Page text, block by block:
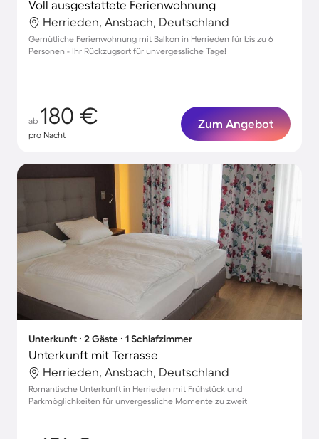
Voll ausgestattete Ferienwohnung
Herrieden, Ansbach, Deutschland
Gemütliche Ferienwohnung mit Balkon in Herrieden für bis zu 6
Personen - Ihr Rückzugsort für unvergessliche Tage!
ab 180 €
pro Nacht
Zum Angebot
Unterkunft ∙ 2 Gäste ∙ 1 Schlafzimmer
Unterkunft mit Terrasse
Herrieden, Ansbach, Deutschland
Romantische Unterkunft in Herrieden mit Frühstück und
Parkmöglichkeiten für unvergessliche Momente zu zweit